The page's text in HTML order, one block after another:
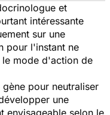
et
intéressante
sur une
pour l'instant ne
mode d'action de
pour neutraliser
une
envisageable selon le